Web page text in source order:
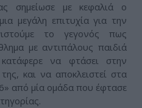
σημείωσε με κεφαλιά ο
μεγάλη επιτυχία για την
το γεγονός πως
με αντιπάλους παιδιά
να φτάσει στην
και να αποκλειστεί στα
από μία ομάδα που έφτασε